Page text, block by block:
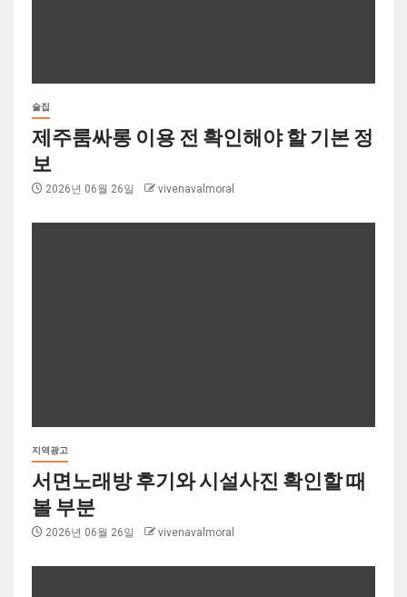
술집
제주룸싸롱 이용 전 확인해야 할 기본 정
보
2026년 06월 26일 vivenavalmoral
지역광고
서면노래방 후기와 시설사진 확인할 때
볼 부분
2026년 06월 26일 vivenavalmoral